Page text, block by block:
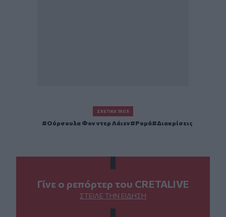
ΣΧΕΤΙΚΆ TAGS
Ούρσουλα Φον ντερ Λάιεν Ρομά Διακρίσεις
Γίνε ο ρεπόρτερ του CRETALIVE
ΣΤΕΊΛΕ ΤΗΝ ΕΊΔΗΣΗ